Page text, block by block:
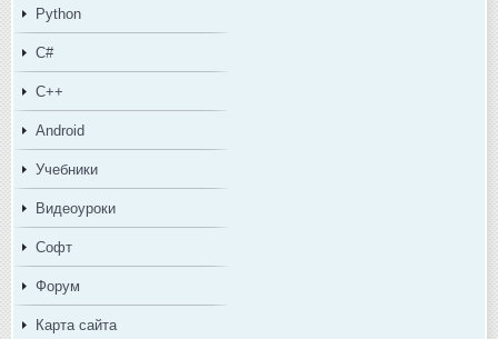
Python
C#
C++
Android
Учебники
Видеоуроки
Софт
Форум
Карта сайта